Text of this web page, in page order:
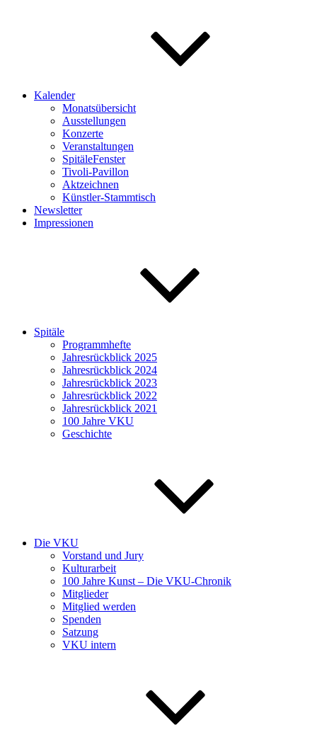
Kalender
Monatsübersicht
Ausstellungen
Konzerte
Veranstaltungen
SpitäleFenster
Tivoli-Pavillon
Aktzeichnen
Künstler-Stammtisch
Newsletter
Impressionen
Spitäle
Programmhefte
Jahresrückblick 2025
Jahresrückblick 2024
Jahresrückblick 2023
Jahresrückblick 2022
Jahresrückblick 2021
100 Jahre VKU
Geschichte
Die VKU
Vorstand und Jury
Kulturarbeit
100 Jahre Kunst – Die VKU-Chronik
Mitglieder
Mitglied werden
Spenden
Satzung
VKU intern